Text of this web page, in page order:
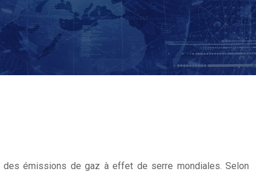
des émissions de gaz à effet de serre mondiales. Selon